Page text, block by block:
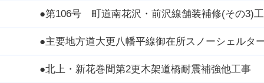
●第106号 町道南花沢・前沢線舗装補修(その3)
●主要地方道大更八幡平線御在所スノーシェルタ
●北上・新花巻間第2更木架道橋耐震補強他工事